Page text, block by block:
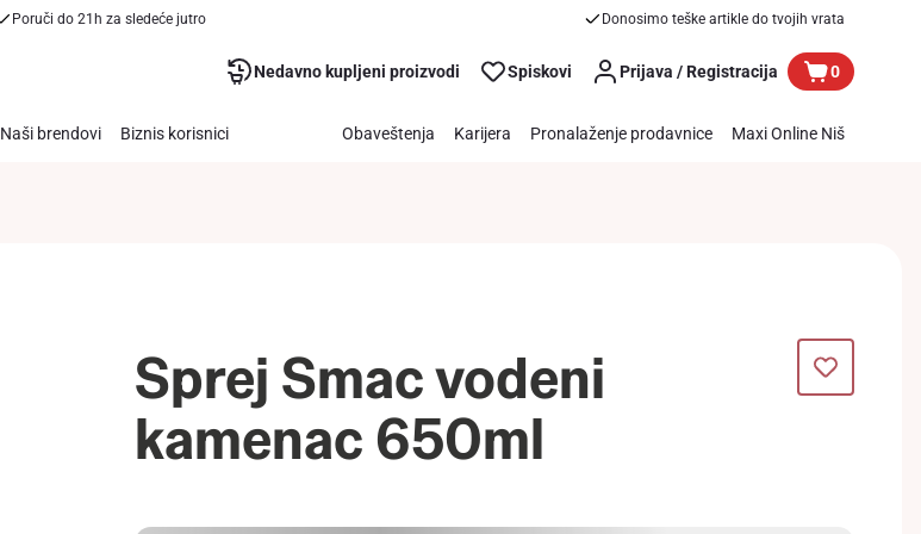
Poruči do 21h za sledeće jutro Donosimo teške artikle do tvojih vrata
Nedavno kupljeni proizvodi Spiskovi Prijava / Registracija 0
Naši brendovi Biznis korisnici Obaveštenja Karijera Pronalaženje prodavnice Maxi Online Niš
Sprej Smac vodeni
kamenac 650ml